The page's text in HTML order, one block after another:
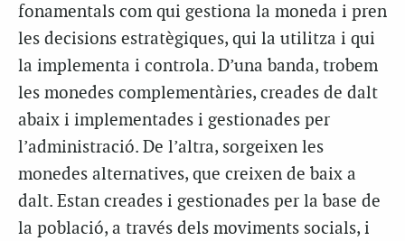
fonamentals com qui gestiona la moneda i pren
les decisions estratègiques, qui la utilitza i qui
la implementa i controla. D’una banda, trobem
les monedes complementàries, creades de dalt
abaix i implementades i gestionades per
l’administració. De l’altra, sorgeixen les
monedes alternatives, que creixen de baix a
dalt. Estan creades i gestionades per la base de
la població, a través dels moviments socials, i